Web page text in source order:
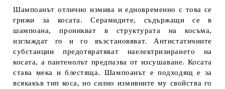
Шампоанът отлично измива и едновременно с това се
грижи за косата. Серамидите, съдържащи се в
шампоана, проникват в структурата на косъма,
изглаждат го и го възстановяват. Антистатичните
субстанции предотвратяват наелектризирането на
косата, а пантенолът предпазва от изсушаване. Косата
става мека и блестяща. Шампоанът е подходящ е за
всякакъв тип коса, но силно измивните му свойства го